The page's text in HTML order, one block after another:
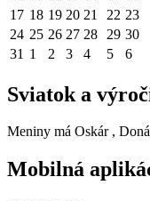
17 18 19 20 21 22 23
24 25 26 27 28 29 30
31 1 2 3 4 5 6
Sviatok a
Meniny má Oskár ,
Mobilná